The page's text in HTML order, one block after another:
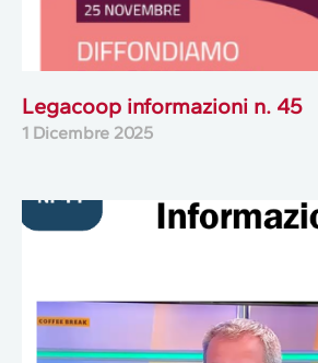
Legacoop informazioni n. 45
1 Dicembre 2025